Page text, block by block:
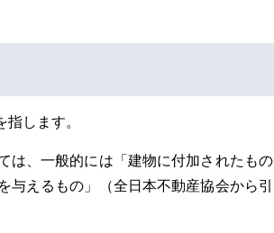
します。
は、一般的には「建物に付加されたもの
えるもの」（全日本不動産協会から引